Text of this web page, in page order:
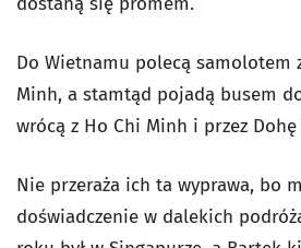
Do Wietnamu polecą samolotem
Minh, a stamtąd pojadą busem
wrócą z Ho Chi Minh i przez
Nie przeraża ich ta wyprawa, bo
doświadczenie w dalekich